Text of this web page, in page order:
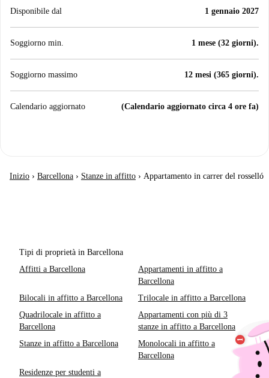
Disponibile dal 1 gennaio 2027
Soggiorno min. 1 mese (32 giorni).
Soggiorno massimo 12 mesi (365 giorni).
Calendario aggiornato (Calendario aggiornato circa 4 ore fa)
Inizio › Barcellona › Stanze in affitto › Appartamento in carrer del rosselló
Tipi di proprietà in Barcellona
Affitti a Barcellona
Appartamenti in affitto a
Barcellona
Bilocali in affitto a Barcellona
Trilocale in affitto a Barcellona
Quadrilocale in affitto a
Barcellona
Appartamenti con più di 3
stanze in affitto a Barcellona
Stanze in affitto a Barcellona
Monolocali in affitto a
Barcellona
Residenze per studenti a